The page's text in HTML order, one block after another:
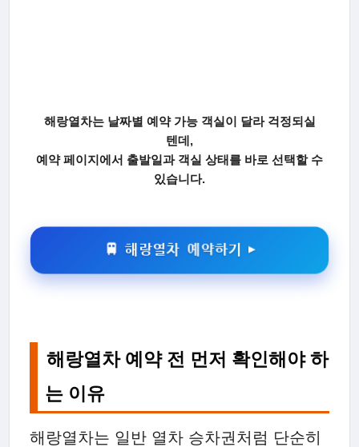
해랑열차는 날짜별 예약 가능 객실이 달라 걱정되실
텐데,
예약 페이지에서 출발일과 객실 상태를 바로 선택할 수
있습니다.
🚆 해랑열차 예약하기 ▶
해랑열차 예약 전 먼저 확인해야 하
는 이유
해랑열차는 일반 열차 승차권처럼 단순히